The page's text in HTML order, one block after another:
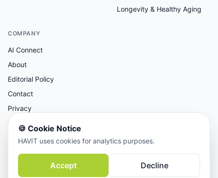
Longevity & Healthy Aging
COMPANY
AI Connect
About
Editorial Policy
Contact
Privacy
Terms
AI-assisted research, human-reviewed editorial.
🍪 Cookie Notice
HAVIT uses cookies for analytics purposes.
Accept Decline